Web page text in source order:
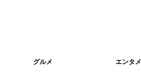
グルメ エンタメ